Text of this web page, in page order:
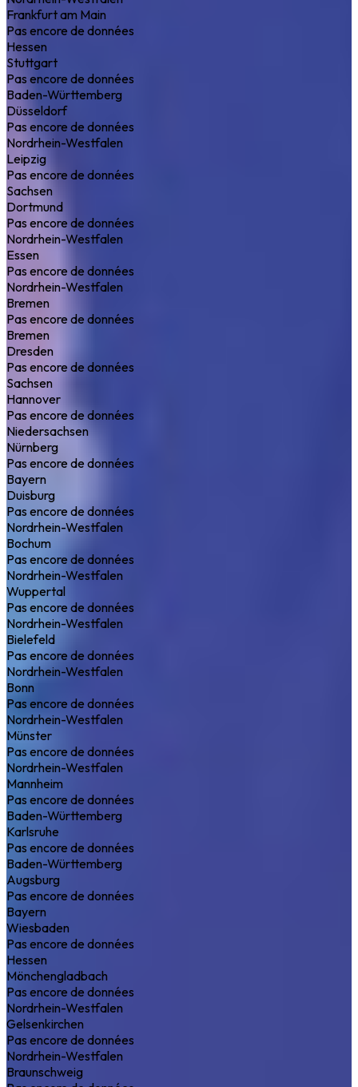
Frankfurt am Main
Pas encore de données
Hessen
Stuttgart
Pas encore de données
Baden-Württemberg
Düsseldorf
Pas encore de données
Nordrhein-Westfalen
Leipzig
Pas encore de données
Sachsen
Dortmund
Pas encore de données
Nordrhein-Westfalen
Essen
Pas encore de données
Nordrhein-Westfalen
Bremen
Pas encore de données
Bremen
Dresden
Pas encore de données
Sachsen
Hannover
Pas encore de données
Niedersachsen
Nürnberg
Pas encore de données
Bayern
Duisburg
Pas encore de données
Nordrhein-Westfalen
Bochum
Pas encore de données
Nordrhein-Westfalen
Wuppertal
Pas encore de données
Nordrhein-Westfalen
Bielefeld
Pas encore de données
Nordrhein-Westfalen
Bonn
Pas encore de données
Nordrhein-Westfalen
Münster
Pas encore de données
Nordrhein-Westfalen
Mannheim
Pas encore de données
Baden-Württemberg
Karlsruhe
Pas encore de données
Baden-Württemberg
Augsburg
Pas encore de données
Bayern
Wiesbaden
Pas encore de données
Hessen
Mönchengladbach
Pas encore de données
Nordrhein-Westfalen
Gelsenkirchen
Pas encore de données
Nordrhein-Westfalen
Braunschweig